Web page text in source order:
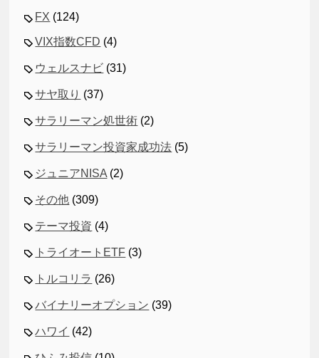
FX (124)
VIX指数CFD (4)
ウェルスナビ (31)
サヤ取り (37)
サラリーマン処世術 (2)
サラリーマン投資家成功法 (5)
ジュニアNISA (2)
その他 (309)
テーマ投資 (4)
トライオートETF (3)
トルコリラ (26)
バイナリーオプション (39)
ハワイ (42)